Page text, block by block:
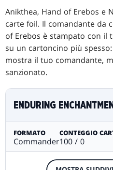
Anikthea, Hand of Erebos e
carte foil. Il comandante da
of Erebos è stampato con il
su un cartoncino più
mostra il tuo comandante,
sanzionato.
ENDURING
FORMATO
Commander
CONTEGGIO
100 / 0